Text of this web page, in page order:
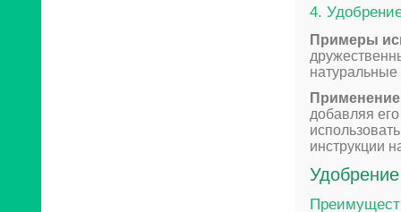
4.
Примеры
натуральные
добавляя
инструкции